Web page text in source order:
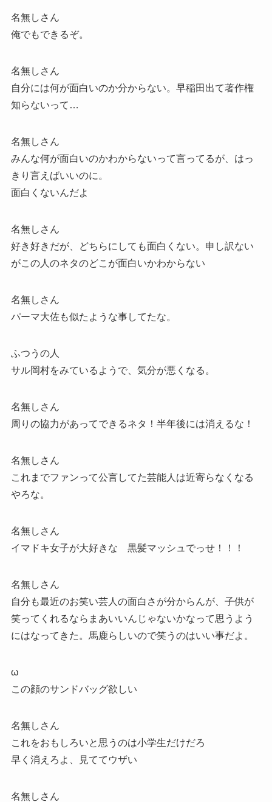
名無しさん
俺でもできるぞ。
名無しさん
自分には何が面白いのか分からない。早稲田出て著作権
知らないって…
名無しさん
みんな何が面白いのかわからないって言ってるが、はっ
きり言えばいいのに。
面白くないんだよ
名無しさん
好き好きだが、どちらにしても面白くない。申し訳ない
がこの人のネタのどこが面白いかわからない
名無しさん
パーマ大佐も似たような事してたな。
ふつうの人
サル岡村をみているようで、気分が悪くなる。
名無しさん
周りの協力があってできるネタ！半年後には消えるな！
名無しさん
これまでファンって公言してた芸能人は近寄らなくなる
やろな。
名無しさん
イマドキ女子が大好きな 黒髪マッシュでっせ！！！
名無しさん
自分も最近のお笑い芸人の面白さが分からんが、子供が
笑ってくれるならまあいいんじゃないかなって思うよう
にはなってきた。馬鹿らしいので笑うのはいい事だよ。
ω
この顔のサンドバッグ欲しい
名無しさん
これをおもしろいと思うのは小学生だけだろ
早く消えろよ、見ててウザい
名無しさん